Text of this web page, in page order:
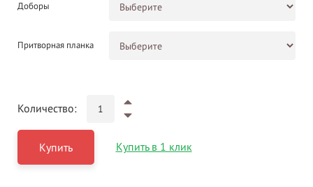
Доборы
Притворная планка
Количество:
Купить Купить в 1 клик